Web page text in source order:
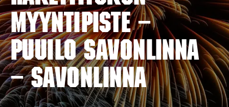
myyntipiste –
PUUILO SAVONLINNA
– SAVONLINNA